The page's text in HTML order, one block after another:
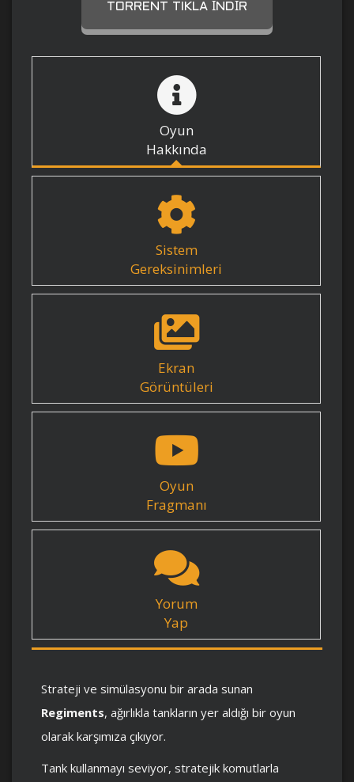
TORRENT TIKLA İNDIR
Oyun
Hakkında
Sistem
Gereksinimleri
Ekran
Görüntüleri
Oyun
Fragmanı
Yorum
Yap
Strateji ve simülasyonu bir arada sunan
Regiments, ağırlıkla tankların yer aldığı bir oyun
olarak karşımıza çıkıyor.
Tank kullanmayı seviyor, stratejik komutlarla